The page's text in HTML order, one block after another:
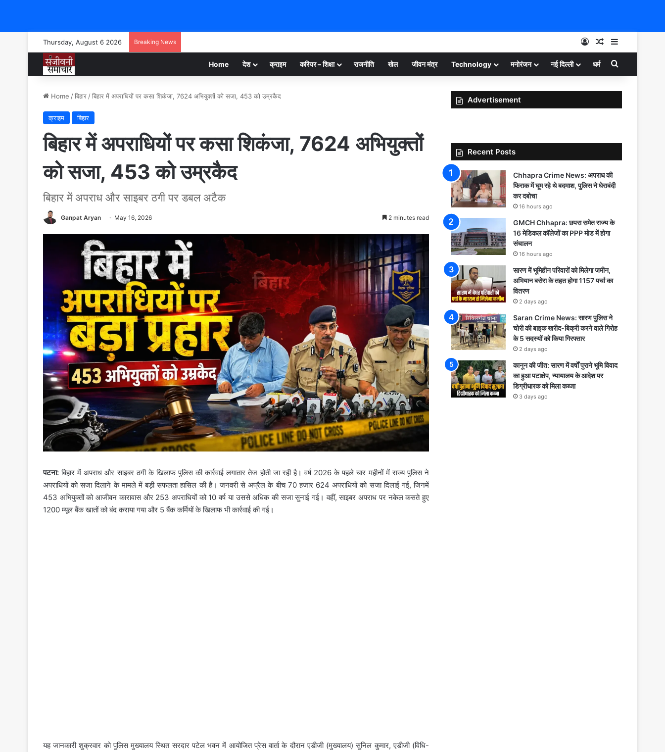
Thursday, August 6 2026 Breaking News Log InRandom Article
Sidebar
Home देश क्राइम करियर – शिक्षा राजनीति खेल जीवन मंत्र Technology मनोरंजन नई दिल्ली धर्म Search for
Home /बिहार /बिहार में अपराधियों पर कसा शिकंजा, 7624 अभियुक्तों को सजा, 453 को उम्रकैद
क्राइम बिहार
बिहार में अपराधियों पर कसा शिकंजा, 7624 अभियुक्तों
को सजा, 453 को उम्रकैद
बिहार में अपराध और साइबर ठगी पर डबल अटैक
Ganpat Aryan May 16, 2026 2 minutes read
पटना: बिहार में अपराध और साइबर ठगी के खिलाफ पुलिस की कार्रवाई लगातार तेज होती जा रही है। वर्ष 2026 के पहले चार महीनों में राज्य पुलिस ने
अपराधियों को सजा दिलाने के मामले में बड़ी सफलता हासिल की है। जनवरी से अप्रैल के बीच 70 हजार 624 अपराधियों को सजा दिलाई गई, जिनमें
453 अभियुक्तों को आजीवन कारावास और 253 अपराधियों को 10 वर्ष या उससे अधिक की सजा सुनाई गई। वहीं, साइबर अपराध पर नकेल कसते हुए
1200 म्यूल बैंक खातों को बंद कराया गया और 5 बैंक कर्मियों के खिलाफ भी कार्रवाई की गई।
यह जानकारी शुक्रवार को पुलिस मुख्यालय स्थित सरदार पटेल भवन में आयोजित प्रेस वार्ता के दौरान एडीजी (मुख्यालय)सुनिल कुमार, एडीजी (विधि-
Advertisement
Recent Posts
Chhapra Crime News: अपराध की
फिराक में घूम रहे थे बदमाश, पुलिस ने घेराबंदी
कर दबोचा
16 hours ago
GMCH Chhapra: छपरा समेत राज्य के
16 मेडिकल कॉलेजों का PPP मोड में होगा
संचालन
16 hours ago
सारण में भूमिहीन परिवारों को मिलेगा जमीन,
अभियान बसेरा के तहत होगा 1157 पर्चा का
वितरण
2 days ago
Saran Crime News: सारण पुलिस ने
चोरी की बाइक खरीद-बिक्री करने वाले गिरोह
के 5 सदस्यों को किया गिरफ्तार
2 days ago
कानून की जीत: सारण में वर्षों पुराने भूमि विवाद
का हुआ पटाक्षेप, न्यायालय के आदेश पर
डिग्रीधारक को मिला कब्जा
3 days ago